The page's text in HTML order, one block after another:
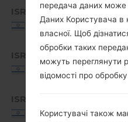
ISR
Israel
ISR
ISR
Israel
передача даних може
Даних Користувача в
власної. Щоб
обробки таких
можуть переглянути
відомості про
Користувачі також